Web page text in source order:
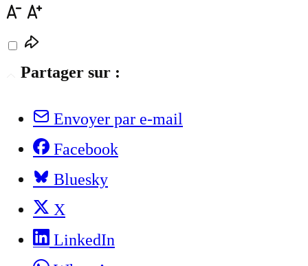
Partager sur :
Envoyer par e-mail
Facebook
Bluesky
X
LinkedIn